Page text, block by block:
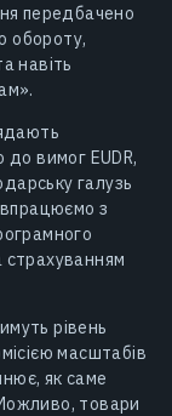
передбачено
обороту,
навіть
до вимог EUDR,
галузь
з
рівень
масштабів
як саме
товари